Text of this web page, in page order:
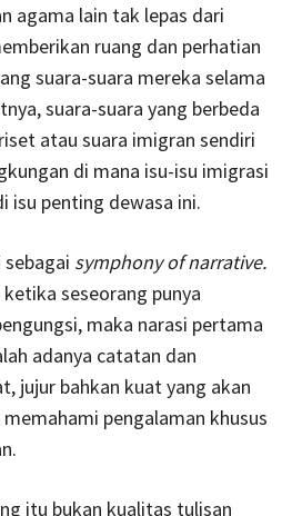
agama lain tak lepas dari
ruang dan perhatian
suara-suara mereka selama
suara-suara yang berbeda
atau suara imigran sendiri
di mana isu-isu imigrasi
isu penting dewasa ini.
symphony of narrative.
seseorang punya
maka narasi pertama
adanya catatan dan
jujur bahkan kuat yang akan
pengalaman khusus
itu bukan kualitas tulisan